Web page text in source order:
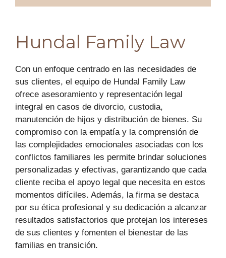
Hundal Family Law
Con un enfoque centrado en las necesidades de
sus clientes, el equipo de Hundal Family Law
ofrece asesoramiento y representación legal
integral en casos de divorcio, custodia,
manutención de hijos y distribución de bienes. Su
compromiso con la empatía y la comprensión de
las complejidades emocionales asociadas con los
conflictos familiares les permite brindar soluciones
personalizadas y efectivas, garantizando que cada
cliente reciba el apoyo legal que necesita en estos
momentos difíciles. Además, la firma se destaca
por su ética profesional y su dedicación a alcanzar
resultados satisfactorios que protejan los intereses
de sus clientes y fomenten el bienestar de las
familias en transición.